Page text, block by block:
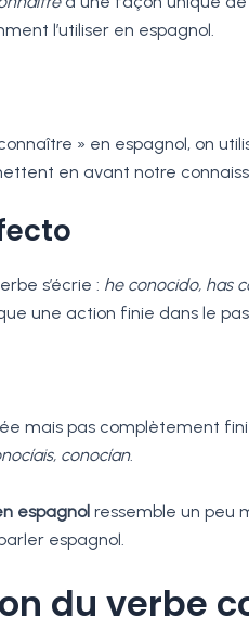
l’utiliser en espagnol.
» en espagnol, on
en avant notre
s’écrie : he conocido, has
une action finie dans le
mais pas complètement
conocían.
espagnol ressemble un peu
espagnol.
du verbe